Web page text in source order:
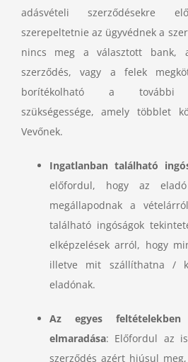
adásvételi szerződésekre
szerepeltetnie az ügyvédnek a
nincs meg a választott bank,
szerződés, vagy a felek
borítékolható a további
szükségessége, amely többlet
Vevőnek.
Ingatlanban található
előfordul, hogy
az
megállapodnak a
található ingóságok
elképzelések arról, hogy
illetve mit szállíthatna /
eladónak.
Az egyes feltételekben
elmaradása: Előfordul az
szerződés azért hiúsul